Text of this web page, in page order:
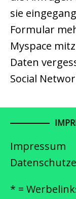
sie
Formular
Myspace
Daten
Social
Impressum
* =